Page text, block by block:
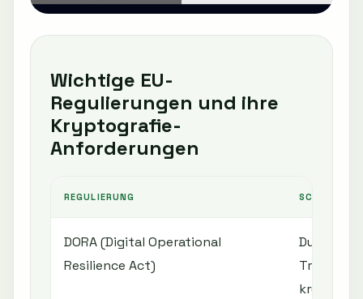
Wichtige EU-
Regulierungen und ihre
Kryptografie-
Anforderungen
REGULIERUNG
DORA (Digital Operational
Resilience Act)